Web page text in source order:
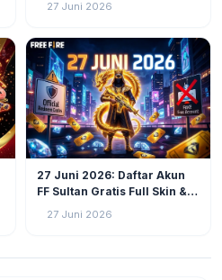
27 Juni 2026
27 Juni 2026: Daftar Akun
FF Sultan Gratis Full Skin &
27 Juni 2026